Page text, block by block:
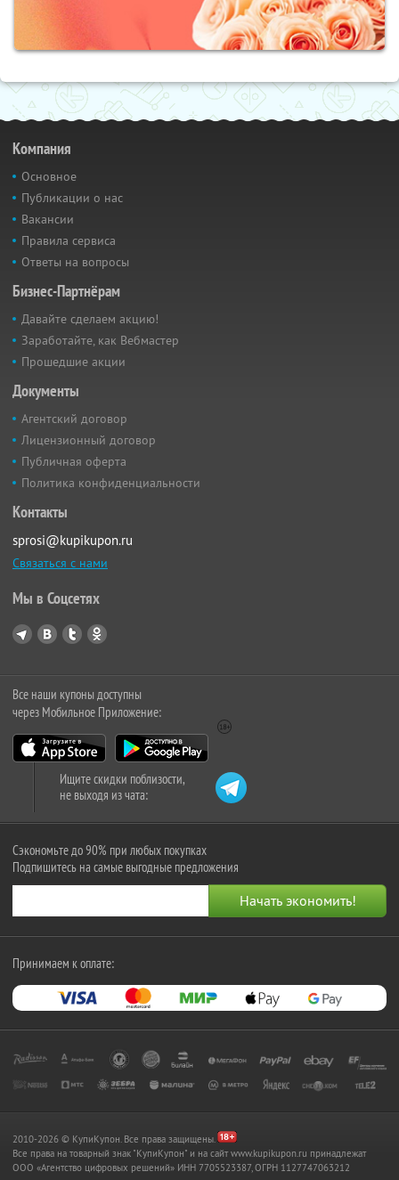
Компания
Основное
Публикации о нас
Вакансии
Правила сервиса
Ответы на вопросы
Бизнес-Партнёрам
Давайте сделаем акцию!
Заработайте, как Вебмастер
Прошедшие акции
Документы
Агентский договор
Лицензионный договор
Публичная оферта
Политика конфиденциальности
Контакты
sprosi@kupikupon.ru
Связаться с нами
Мы в Соцсетях
Все наши купоны доступны
через Мобильное Приложение:
Ищите скидки поблизости,
не выходя из чата:
Сэкономьте до 90% при любых покупках
Подпишитесь на самые выгодные предложения
Принимаем к оплате:
2010-2026 © КупиКупон. Все права защищены.
Все права на товарный знак "КупиКупон" и на сайт www.kupikupon.ru принадлежат
OOO «Агентство цифровых решений» ИНН 7705523387, ОГРН 1127747063212